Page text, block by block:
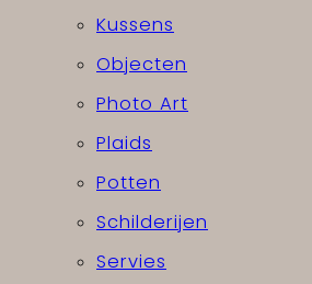
Kussens
Objecten
Photo Art
Plaids
Potten
Schilderijen
Servies